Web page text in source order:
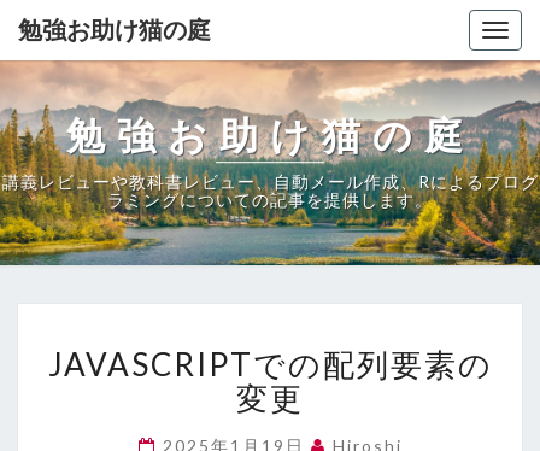
勉強お助け猫の庭
勉強お助け猫の庭
講義レビューや教科書レビュー、自動メール作成、Rによるプログ
ラミングについての記事を提供します。
で
の
配
列
JAVASCRIPTでの配列要素の
変更
2025年1月19日 Hiroshi